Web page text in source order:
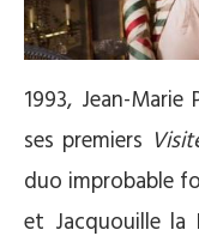
1993, Jean-
ses premiers
duo improbable
et Jacquouille la